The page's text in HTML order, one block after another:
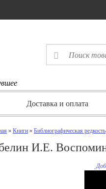
Доставка и оплата
» Книги » Библиографическая редкость
И.Е.